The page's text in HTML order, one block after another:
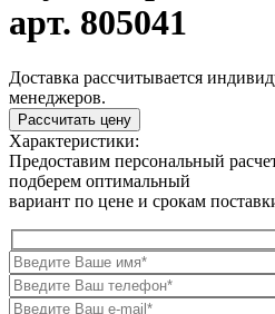
арт. 805041
Доставка рассчитывается
менеджеров.
Рассчитать цену
Характеристики:
Предоставим персональный
подберем оптимальный
вариант по цене и срокам